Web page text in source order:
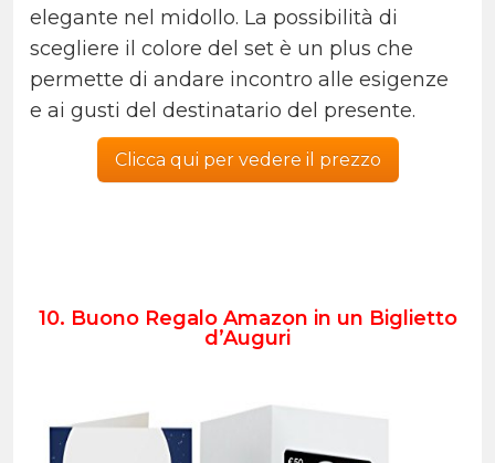
elegante nel midollo. La possibilità di
scegliere il colore del set è un plus che
permette di andare incontro alle esigenze
e ai gusti del destinatario del presente.
Clicca qui per vedere il prezzo
10. Buono Regalo Amazon in un Biglietto
d’Auguri